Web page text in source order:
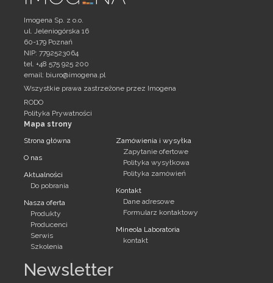
Imogena Sp. z o.o.
ul. Jeleniogórska 16
60-179 Poznań
NIP: 7792523064
tel. +48 575 925 200
email: biuro@imogena.pl
Wszystkie prawa zastrzeżone przez Imogena
RODO
Polityka Prywatności
Mapa strony
Strona główna
O nas
Aktualności
Do pobrania
Nasza oferta
Produkty
Producenci
Serwis
Szkolenia
Zamówienia i wysyłka
Zapytanie ofertowe
Polityka wysyłkowa
Polityka zamówień
Kontakt
Dane adresowe
Formularz kontaktowy
Mineola Laboratoria
kontakt
Newsletter